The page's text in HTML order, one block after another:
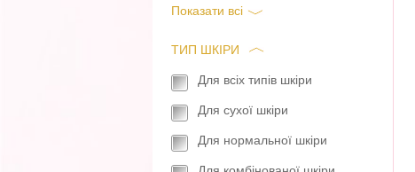
Показати всi
ТИП ШКІРИ
Для всіх типів шкіри
Для сухої шкіри
Для нормальної шкіри